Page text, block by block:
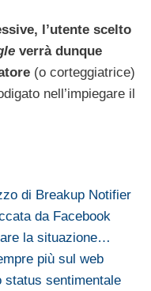
l’utente scelto
verrà dunque
(o corteggiatrice)
nell’impiegare il
di Breakup Notifier
da Facebook
la situazione…
più sul web
status sentimentale